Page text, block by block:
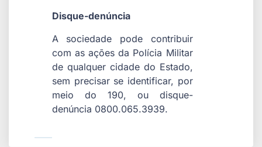
Disque-denúncia
A sociedade pode contribuir
com as ações da Polícia Militar
de qualquer cidade do Estado,
sem precisar se identificar, por
meio do 190, ou disque-
denúncia 0800.065.3939.